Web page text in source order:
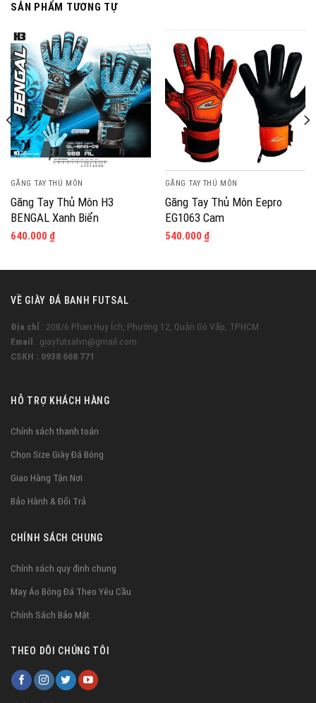
SẢN PHẨM TƯƠNG TỰ
GĂNG TAY THỦ MÔN
Găng Tay Thủ Môn H3
BENGAL Xanh Biển
640.000 ₫
GĂNG TAY THỦ MÔN
Găng Tay Thủ Môn Eepro
EG1063 Cam
540.000 ₫
VỀ GIÀY ĐÁ BANH FUTSAL
Địa chỉ : 208/6 Phan Huy Ích, Phường 12, Quận Gò Vấp, TPHCM
Email : giayfutsalvn@gmail.com
CSKH : 0938 668 771
HỖ TRỢ KHÁCH HÀNG
Chính sách thanh toán
Chọn Size Giày Đá Bóng
Giao Hàng Tận Nơi
Bảo Hành & Đổi Trả
CHÍNH SÁCH CHUNG
Chính sách quy định chung
May Áo Bóng Đá Theo Yêu Cầu
Chính Sách Bảo Mật
THEO DÕI CHÚNG TÔI